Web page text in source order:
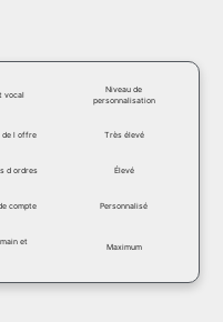
vocal
Niveau de
personnalisation
de l offre Très élevé
d ordres Élevé
compte Personnalisé
et
Maximum